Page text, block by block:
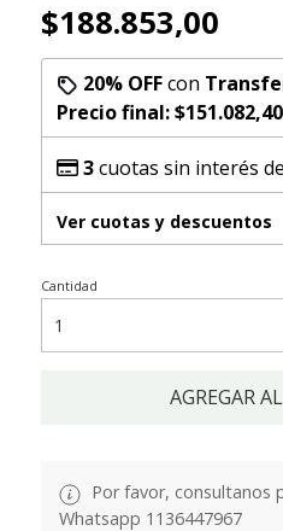
$188.853,00
20% OFFcon
Precio final:$151.082,40
3cuotas sin interés de
Ver cuotas y descuentos
Cantidad
AGREGAR
Por favor, consultanos
Whatsapp 1136447967